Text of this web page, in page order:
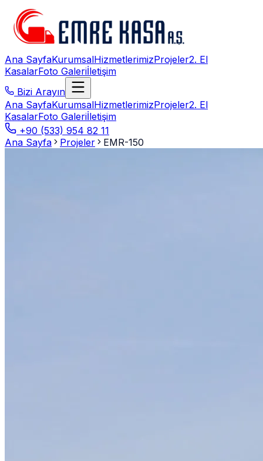
Ana SayfaKurumsalHizmetlerimizProjeler2. El
KasalarFoto Galeriİletişim
Bizi Arayın
Ana SayfaKurumsalHizmetlerimizProjeler2. El
KasalarFoto Galeriİletişim
+90 (533) 954 82 11
Ana Sayfa
Projeler EMR-150